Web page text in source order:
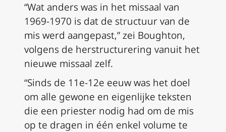
“Wat anders was in het missaal van
1969-1970 is dat de structuur van de
mis werd aangepast,” zei Boughton,
volgens de herstructurering vanuit het
nieuwe missaal zelf.
“Sinds de 11e-12e eeuw was het doel
om alle gewone en eigenlijke teksten
die een priester nodig had om de mis
op te dragen in één enkel volume te